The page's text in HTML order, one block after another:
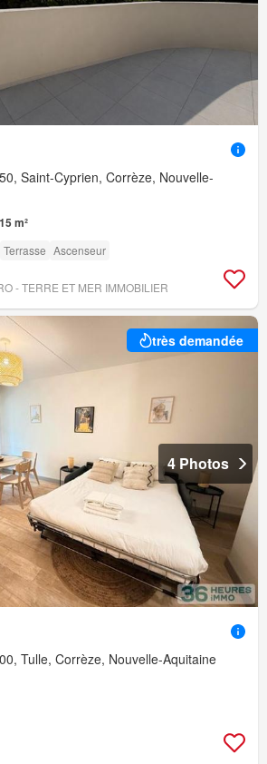
Saint-Cyprien, Corrèze, Nouvelle-
m²
Terrasse Ascenseur
- TERRE ET MER IMMOBILIER
très demandée
4 Photos
Tulle, Corrèze, Nouvelle-Aquitaine